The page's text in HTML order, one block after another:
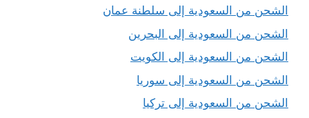
الشحن من السعودية إلى سلطنة عمان
الشحن من السعودية إلى البحرين
الشحن من السعودية إلى الكويت
الشحن من السعودية إلى سوريا
الشحن من السعودية إلى تركيا